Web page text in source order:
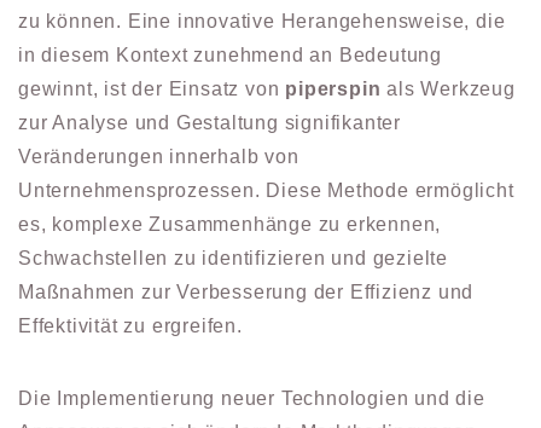
zu können. Eine innovative Herangehensweise, die
in diesem Kontext zunehmend an Bedeutung
gewinnt, ist der Einsatz von piperspin als Werkzeug
zur Analyse und Gestaltung signifikanter
Veränderungen innerhalb von
Unternehmensprozessen. Diese Methode ermöglicht
es, komplexe Zusammenhänge zu erkennen,
Schwachstellen zu identifizieren und gezielte
Maßnahmen zur Verbesserung der Effizienz und
Effektivität zu ergreifen.
Die Implementierung neuer Technologien und die